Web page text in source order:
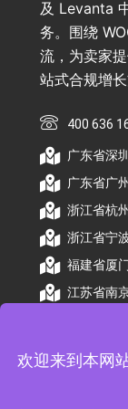
及 Levanta
务。围绕
流，为卖家
站式合规增长
400 636
广东省深
广东省广
浙江省杭
浙江省宁
福建省厦
江苏省南
欢迎来到本网